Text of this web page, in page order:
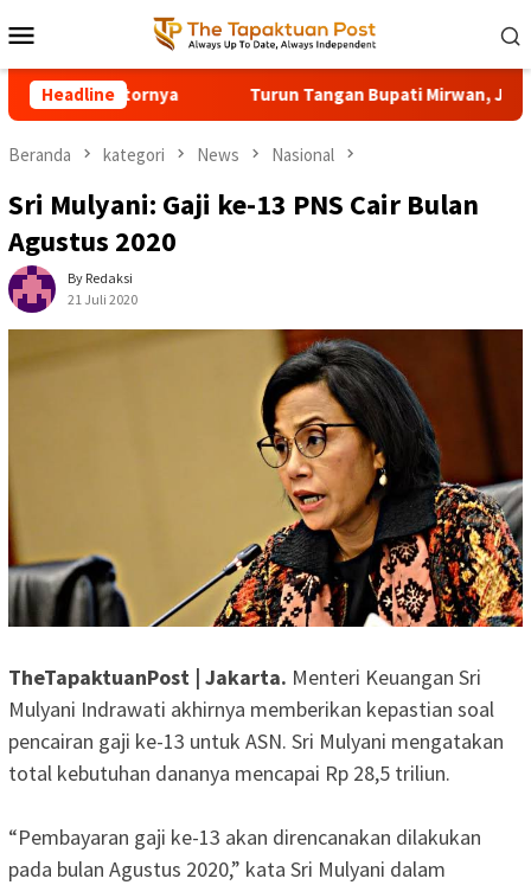
ke
kontenMobile
Headline
Turun Tangan Bupati Mirwan, Jalan Nasional Air Dingin
Beranda kategori News Nasional
Sri Mulyani: Gaji ke-13 PNS Cair Bulan
Agustus 2020
By Redaksi
21 Juli 2020
TheTapaktuanPost | Jakarta. Menteri Keuangan Sri
Mulyani Indrawati akhirnya memberikan kepastian soal
pencairan gaji ke-13 untuk ASN. Sri Mulyani mengatakan
total kebutuhan dananya mencapai Rp 28,5 triliun.
“Pembayaran gaji ke-13 akan direncanakan dilakukan
pada bulan Agustus 2020,” kata Sri Mulyani dalam